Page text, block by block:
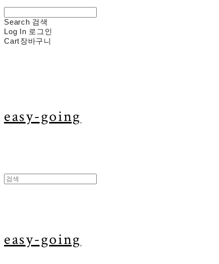
Search 검색
Log In 로그인
Cart장바구니
easy-going
easy-going